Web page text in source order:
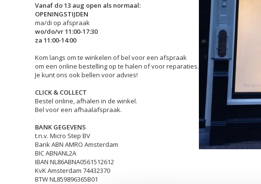
Vanaf do 13 aug open als normaal:
OPENINGSTIJDEN
ma/di op afspraak
wo/do/vr 11:00-17:30
za 11:00-14:00
Kom langs om te winkelen of bel voor een afspraak
om een online bestelling op te halen of voor reparaties.
Je kunt ons ook bellen voor advies!
CLICK & COLLECT
Bestel online, afhalen in de winkel.
Bel voor een afhaalafspraak.
BANK GEGEVENS
t.n.v. Micro Step BV
Bank ABN AMRO Amsterdam
BIC ABNANL2A
IBAN NL86ABNA0561512612
KvK Amsterdam 74432370
BTW NL859896365B01